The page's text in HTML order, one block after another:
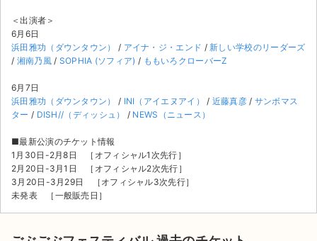
＜出演者＞
6月6日
浜田雅功（ダウンタウン）
/ アイナ・ジ・エンド /新しい学校のリーダーズ
/ 湘南乃風/ SOPHIA (ソフィア) / ももいろクローバーZ
6月7日
浜田雅功（ダウンタウン）
/ INI（アイエヌアイ） / 近藤真彦/ サンボマス
ター / DISH//（ディッシュ） / NEWS（ニュース）
■最新公演のチケット情報
1月30日-2月8日 ［オフィシャル1次先行］
2月20日-3月1日 ［オフィシャル2次先行］
3月20日-3月29日 ［オフィシャル3次先行］
未発表 ［一般販売日］